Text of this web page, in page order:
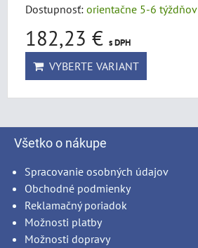
Dostupnosť: orientačne 5-6 týždňov
182,23 € s DPH
VYBERTE VARIANT
Všetko o nákupe
Spracovanie osobných údajov
Obchodné podmienky
Reklamačný poriadok
Možnosti platby
Možnosti dopravy